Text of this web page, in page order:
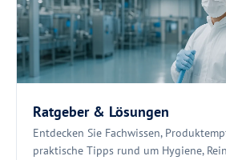
Ratgeber & Lösungen
Entdecken Sie Fachwissen,
praktische Tipps rund um Hygiene,